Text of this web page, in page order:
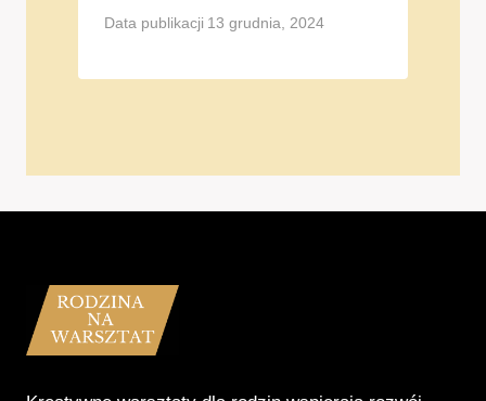
Data publikacji 13 grudnia, 2024